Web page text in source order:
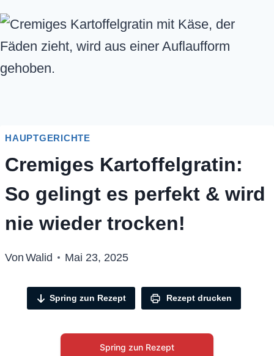
HAUPTGERICHTE
Cremiges Kartoffelgratin:
So gelingt es perfekt & wird
nie wieder trocken!
Von Walid Mai 23, 2025
Spring zun Rezept Rezept drucken
Spring zun Rezept